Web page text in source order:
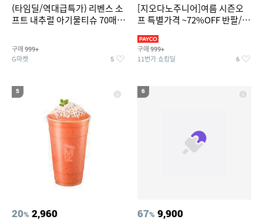
(타임딜/역대급특가) 리벤스 소
프트 내추럴 아기물티슈 70매
구매 999+
G마켓 5
[지오다노주니어]여름 시즌오
프 특별가격 ~72%OFF 반팔/반
구매 999+
11번가 쇼킹딜 6
5
20% 2,960
6
67% 9,900